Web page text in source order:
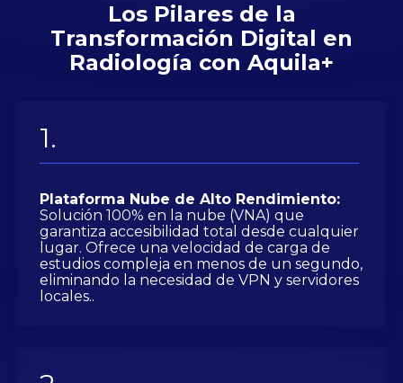
Los Pilares de la
Transformación Digital en
Radiología con Aquila+
Plataforma Nube de Alto Rendimiento:
Solución 100% en la nube (VNA) que
garantiza accesibilidad total desde cualquier
lugar. Ofrece una velocidad de carga de
estudios compleja en menos de un segundo,
eliminando la necesidad de VPN y servidores
locales..